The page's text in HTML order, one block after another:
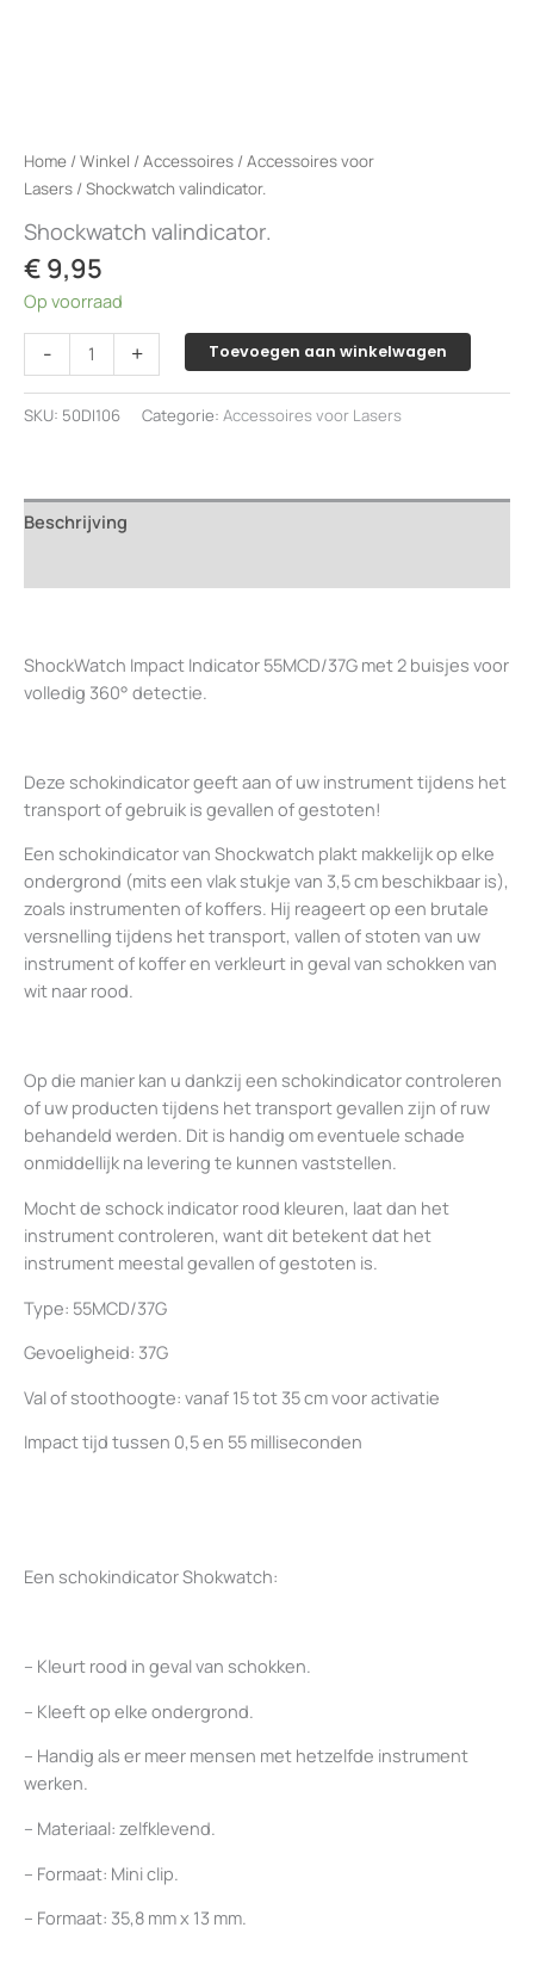
Home /Winkel /Accessoires /Accessoires voor
Lasers / Shockwatch valindicator.
Shockwatch valindicator.
€ 9,95
Op voorraad
-
Shockwatch
valindicator.
aantal
+ Toevoegen aan winkelwagen
SKU: 50DI106 Categorie: Accessoires voor Lasers
Beschrijving
ShockWatch Impact Indicator 55MCD/37G met 2 buisjes voor
volledig 360° detectie.
Deze schokindicator geeft aan of uw instrument tijdens het
transport of gebruik is gevallen of gestoten!
Een schokindicator van Shockwatch plakt makkelijk op elke
ondergrond (mits een vlak stukje van 3,5 cm beschikbaar is),
zoals instrumenten of koffers. Hij reageert op een brutale
versnelling tijdens het transport, vallen of stoten van uw
instrument of koffer en verkleurt in geval van schokken van
wit naar rood.
Op die manier kan u dankzij een schokindicator controleren
of uw producten tijdens het transport gevallen zijn of ruw
behandeld werden. Dit is handig om eventuele schade
onmiddellijk na levering te kunnen vaststellen.
Mocht de schock indicator rood kleuren, laat dan het
instrument controleren, want dit betekent dat het
instrument meestal gevallen of gestoten is.
Type: 55MCD/37G
Gevoeligheid: 37G
Val of stoothoogte: vanaf 15 tot 35 cm voor activatie
Impact tijd tussen 0,5 en 55 milliseconden
Een schokindicator Shokwatch:
– Kleurt rood in geval van schokken.
– Kleeft op elke ondergrond.
– Handig als er meer mensen met hetzelfde instrument
werken.
– Materiaal: zelfklevend.
– Formaat: Mini clip.
– Formaat: 35,8 mm x 13 mm.